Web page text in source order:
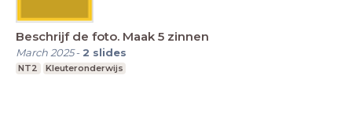
Beschrijf de foto. Maak 5 zinnen
March 2025- 2 slides
NT2 Kleuteronderwijs